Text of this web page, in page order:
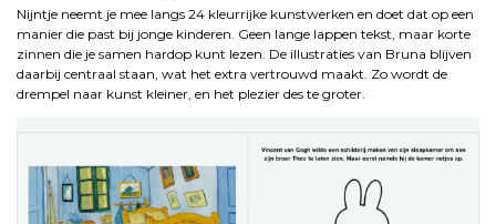
Nijntje neemt je mee langs 24 kleurrijke kunstwerken en doet dat op een
manier die past bij jonge kinderen. Geen lange lappen tekst, maar korte
zinnen die je samen hardop kunt lezen. De illustraties van Bruna blijven
daarbij centraal staan, wat het extra vertrouwd maakt. Zo wordt de
drempel naar kunst kleiner, en het plezier des te groter.